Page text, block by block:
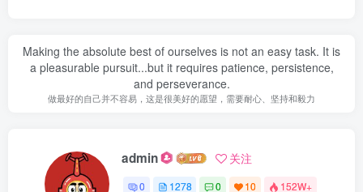
Making the absolute best of ourselves is not an easy task. It is
a pleasurable pursuit...but it requires patience, persistence,
and perseverance.
做最好的自己并不容易，这是很美好的愿望，需要耐心、坚持和毅力
admin 关注
0 1278 0 10 152W+